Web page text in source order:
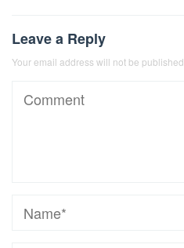
Leave a Reply
Your email address will not be published.